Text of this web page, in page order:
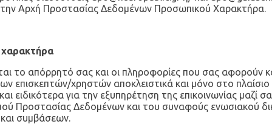
Αρχή Προστασίας Δεδομένων Προσωπικού Χαρακτήρα.
το απόρρητό σας και οι πληροφορίες που σας αφορούν
επισκεπτών/χρηστών αποκλειστικά και μόνο στο πλαίσιο
για την εξυπηρέτηση της επικοινωνίας μαζί
Προστασίας Δεδομένων και του συναφούς ενωσιακού
συμβάσεων.